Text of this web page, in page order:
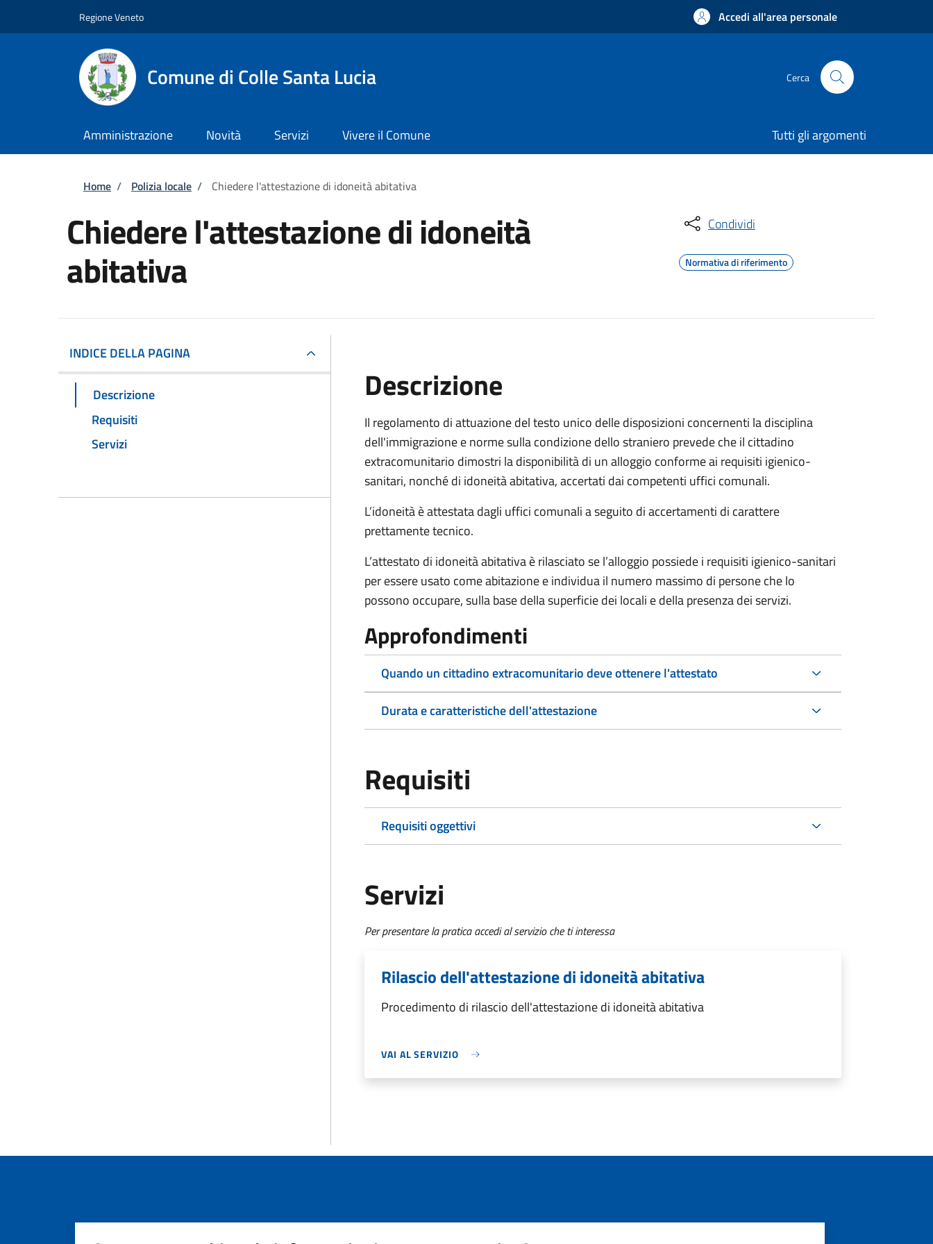
Regione Veneto Accedi all'area personale
Comune di Colle Santa Lucia Cerca
Amministrazione Novità Servizi Vivere il Comune Tutti gli argomenti
Briciole di pane
Home / Polizia locale / Chiedere l'attestazione di idoneità abitativa
Chiedere l'attestazione di idoneità
abitativa
Condividi
Normativa di riferimento
INDICE DELLA PAGINA
Descrizione
Requisiti
Servizi
Descrizione
Il regolamento di attuazione del testo unico delle disposizioni concernenti la disciplina
dell'immigrazione e norme sulla condizione dello straniero prevede che il cittadino
extracomunitario dimostri la disponibilità di un alloggio conforme ai requisiti igienico-
sanitari, nonché di idoneità abitativa, accertati dai competenti uffici comunali.
L’idoneità è attestata dagli uffici comunali a seguito di accertamenti di carattere
prettamente tecnico.
L’attestato di idoneità abitativa è rilasciato se l’alloggio possiede i requisiti igienico-sanitari
per essere usato come abitazione e individua il numero massimo di persone che lo
possono occupare, sulla base della superficie dei locali e della presenza dei servizi.
Approfondimenti
Quando un cittadino extracomunitario deve ottenere l'attestato
Durata e caratteristiche dell'attestazione
Requisiti
Requisiti oggettivi
Servizi
Per presentare la pratica accedi al servizio che ti interessa
Rilascio dell'attestazione di idoneità abitativa
Procedimento di rilascio dell'attestazione di idoneità abitativa
VAI AL SERVIZIO